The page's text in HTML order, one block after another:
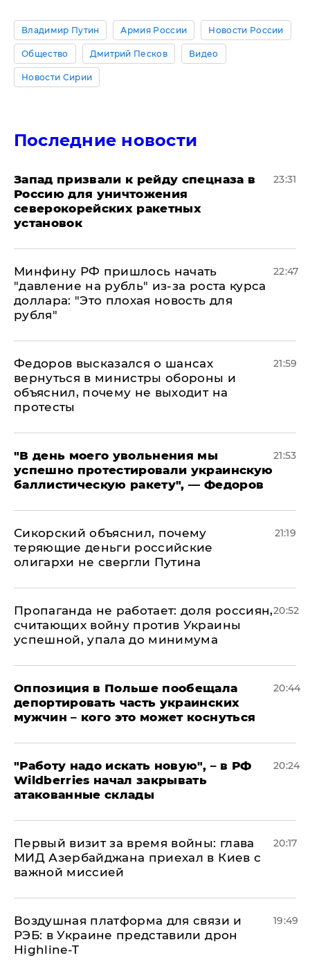
Владимир Путин Армия России Новости России
Общество Дмитрий Песков Видео
Новости Сирии
Последние новости
Запад призвали к рейду спецназа в
Россию для уничтожения
северокорейских ракетных
установок
23:31
Минфину РФ пришлось начать
"давление на рубль" из-за роста курса
доллара: "Это плохая новость для
рубля"
22:47
Федоров высказался о шансах
вернуться в министры обороны и
объяснил, почему не выходит на
протесты
21:59
​"В день моего увольнения мы
успешно протестировали украинскую
баллистическую ракету", — Федоров
21:53
Сикорский объяснил, почему
теряющие деньги российские
олигархи не свергли Путина
21:19
​Пропаганда не работает: доля россиян,
считающих войну против Украины
успешной, упала до минимума
20:52
Оппозиция в Польше пообещала
депортировать часть украинских
мужчин – кого это может коснуться
20:44
"Работу надо искать новую", – в РФ
Wildberries начал закрывать
атакованные склады
20:24
Первый визит за время войны: глава
МИД Азербайджана приехал в Киев с
важной миссией
20:17
Воздушная платформа для связи и
РЭБ: в Украине представили дрон
Highline-T
19:49